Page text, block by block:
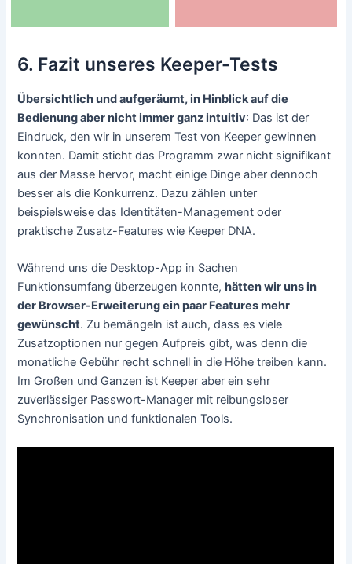
6. Fazit unseres Keeper-Tests
Übersichtlich und aufgeräumt, in Hinblick auf die
Bedienung aber nicht immer ganz intuitiv: Das ist der
Eindruck, den wir in unserem Test von Keeper gewinnen
konnten. Damit sticht das Programm zwar nicht signifikant
aus der Masse hervor, macht einige Dinge aber dennoch
besser als die Konkurrenz. Dazu zählen unter
beispielsweise das Identitäten-Management oder
praktische Zusatz-Features wie Keeper DNA.
Während uns die Desktop-App in Sachen
Funktionsumfang überzeugen konnte,hätten wir uns in
der Browser-Erweiterung ein paar Features mehr
gewünscht. Zu bemängeln ist auch, dass es viele
Zusatzoptionen nur gegen Aufpreis gibt, was denn die
monatliche Gebühr recht schnell in die Höhe treiben kann.
Im Großen und Ganzen ist Keeper aber ein sehr
zuverlässiger Passwort-Manager mit reibungsloser
Synchronisation und funktionalen Tools.